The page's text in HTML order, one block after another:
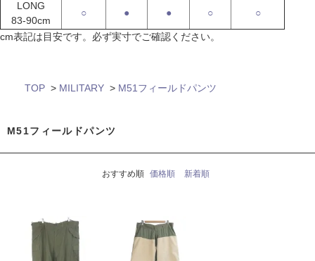
LONG
83-90cm
○ ● ● ○ ○
cm表記は目安です。必ず実寸でご確認ください。
TOP > MILITARY > M51フィールドパンツ
M51フィールドパンツ
おすすめ順 価格順 新着順